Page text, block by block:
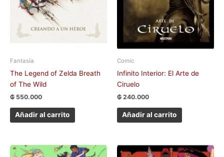
Fantasía
The Legend of Zelda Breath
of The Wild
₲ 550.000
Añadir al carrito
Comic
Infinito Interior: El Arte de
Ciruelo
₲ 240.000
Añadir al carrito